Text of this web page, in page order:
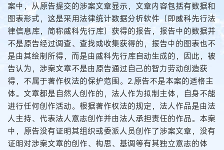
案中，从原告提交的涉案文章显示，文章内容包括有数据和
图表形式，这是采用法律统计数据分析软件（即威科先行法
律信息库，简称威科先行库）获得的报告，报告中的数据并
不是原告经过调查、查找或收集获得的，报告中的图表也不
是由其绘制所得，而是由威科先行库自动生成的，因此，被
告认为，涉案文章不是由原告通过自己的智力劳动创造获
得，不属于著作权法的保护范围。2.原告不是本案的适格主
体。文章都是自然人创作的，法人作为拟制主体，自身不能
进行任何创作活动。根据著作权法的规定，法人作品是由法
人主持、代表法人意志创作并由法人承担责任的作品。本案
中，原告没有证明其组织或委派人员创作了涉案文章，没有
证明对涉案文章的创作、构思、基调等有其独立意志的体